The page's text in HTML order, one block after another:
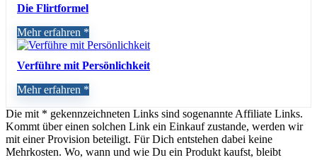
Die Flirtformel
Mehr erfahren
Verführe mit Persönlichkeit
Mehr erfahren
Die mit * gekennzeichneten Links sind sogenannte Affiliate Links.
Kommt über einen solchen Link ein Einkauf zustande, werden wir
mit einer Provision beteiligt. Für Dich entstehen dabei keine
Mehrkosten. Wo, wann und wie Du ein Produkt kaufst, bleibt